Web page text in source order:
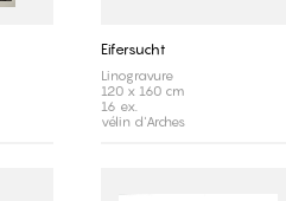
Eifersucht
Linogravure
120 x 160 cm
16 ex.
vélin d'Arches